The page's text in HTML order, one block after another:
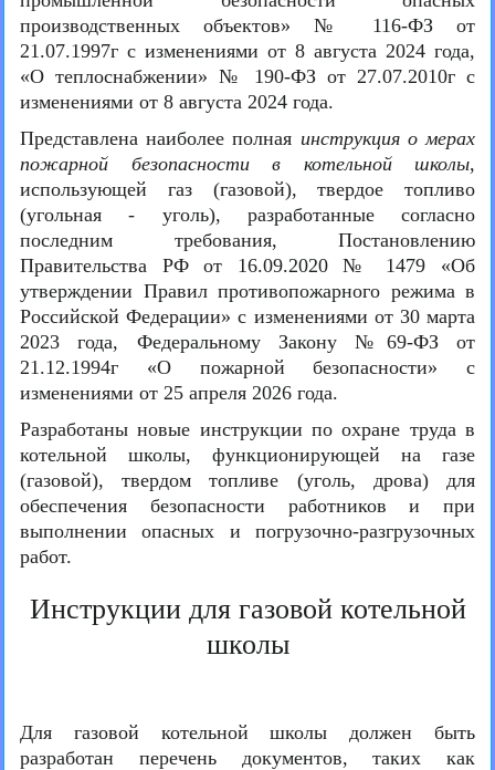
производственных объектов» № 116-ФЗ от
21.07.1997г с изменениями от 8 августа 2024 года,
«О теплоснабжении» № 190-ФЗ от 27.07.2010г с
изменениями от 8 августа 2024 года.
Представлена наиболее полная инструкция о мерах
пожарной безопасности в котельной школы,
использующей газ (газовой), твердое топливо
(угольная - уголь), разработанные согласно
последним требования, Постановлению
Правительства РФ от 16.09.2020 № 1479 «Об
утверждении Правил противопожарного режима в
Российской Федерации» с изменениями от 30 марта
2023 года, Федеральному Закону №69-ФЗ от
21.12.1994г «О пожарной безопасности» с
изменениями от 25 апреля 2026 года.
Разработаны новые инструкции по охране труда в
котельной школы, функционирующей на газе
(газовой), твердом топливе (уголь, дрова) для
обеспечения безопасности работников и при
выполнении опасных и погрузочно-разгрузочных
работ.
Инструкции для газовой котельной
школы
Для газовой котельной школы должен быть
разработан перечень документов, таких как